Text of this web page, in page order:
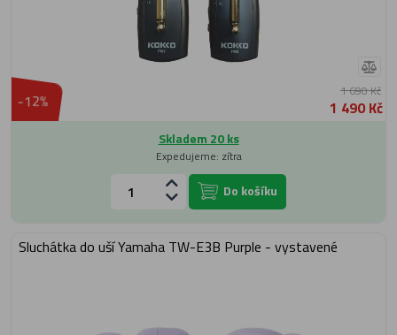
-12% 1 690 Kč
1 490 Kč
Skladem 20 ks
Expedujeme: zítra
Do košíku
Sluchátka do uší Yamaha TW-E3B Purple - vystavené